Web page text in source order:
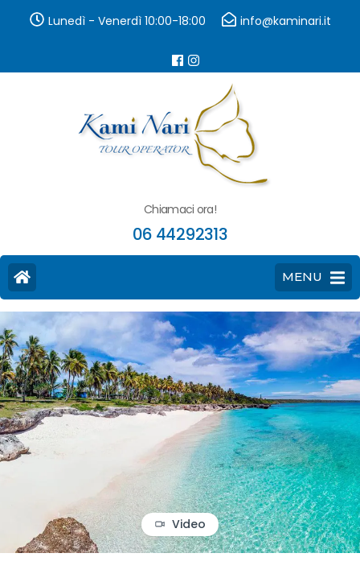
Lunedì - Venerdì 10:00-18:00 info@kaminari.it
Chiamaci ora!
06 44292313
MENU
Video